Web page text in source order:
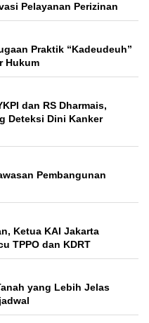
Pelayanan Perizinan
Praktik “Kadeudeuh”
Hukum
dan RS Dharmais,
Deteksi Dini Kanker
Pembangunan
Ketua KAI Jakarta
TPPO dan KDRT
yang Lebih Jelas